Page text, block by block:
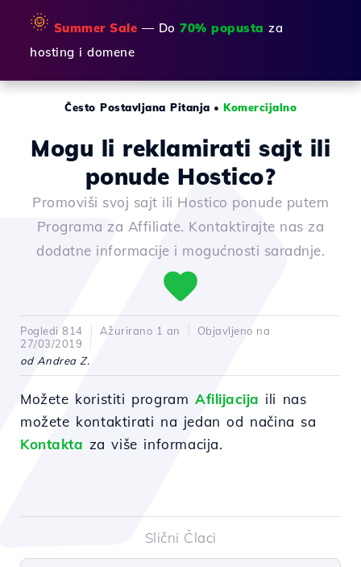
🌞 Summer Sale — Do 70% popusta za
hosting i domene
Često Postavljana Pitanja • Komercijalno
Mogu li reklamirati sajt ili
ponude Hostico?
Promoviši svoj sajt ili Hostico ponude putem
Programa za Affiliate. Kontaktirajte nas za
dodatne informacije i mogućnosti saradnje.
Pogledi 814 Ažurirano 1 an
Objavljeno na
27/03/2019
od Andrea Z.
Možete koristiti programAfilijacija ili nas
možete kontaktirati na jedan od načina sa
Kontakta za više informacija.
Slični Člaci